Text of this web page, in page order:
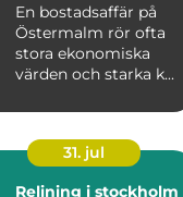
En bostadsaffär på
Östermalm rör ofta
stora ekonomiska
värden och starka k...
31. jul
Relining i stockholm